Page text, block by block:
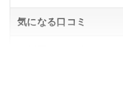
気になる口コミ
・イヤーカップが回転